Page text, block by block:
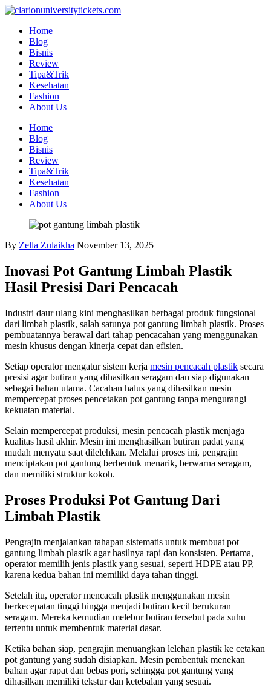
Skip
contentHome
Blog
Bisnis
Review
Tipa&Trik
Kesehatan
Fashion
About Us
Home
Blog
Bisnis
Review
Tipa&Trik
Kesehatan
Fashion
About Us
By Zella Zulaikha November 13, 2025
Inovasi Pot Gantung Limbah Plastik
Hasil Presisi Dari Pencacah
Industri daur ulang kini menghasilkan berbagai produk fungsional
dari limbah plastik, salah satunya pot gantung limbah plastik. Proses
pembuatannya berawal dari tahap pencacahan yang menggunakan
mesin khusus dengan kinerja cepat dan efisien.
Setiap operator mengatur sistem kerja mesin pencacah plastik secara
presisi agar butiran yang dihasilkan seragam dan siap digunakan
sebagai bahan utama. Cacahan halus yang dihasilkan mesin
mempercepat proses pencetakan pot gantung tanpa mengurangi
kekuatan material.
Selain mempercepat produksi, mesin pencacah plastik menjaga
kualitas hasil akhir. Mesin ini menghasilkan butiran padat yang
mudah menyatu saat dilelehkan. Melalui proses ini, pengrajin
menciptakan pot gantung berbentuk menarik, berwarna seragam,
dan memiliki struktur kokoh.
Proses Produksi Pot Gantung Dari
Limbah Plastik
Pengrajin menjalankan tahapan sistematis untuk membuat pot
gantung limbah plastik agar hasilnya rapi dan konsisten. Pertama,
operator memilih jenis plastik yang sesuai, seperti HDPE atau PP,
karena kedua bahan ini memiliki daya tahan tinggi.
Setelah itu, operator mencacah plastik menggunakan mesin
berkecepatan tinggi hingga menjadi butiran kecil berukuran
seragam. Mereka kemudian melebur butiran tersebut pada suhu
tertentu untuk membentuk material dasar.
Ketika bahan siap, pengrajin menuangkan lelehan plastik ke cetakan
pot gantung yang sudah disiapkan. Mesin pembentuk menekan
bahan agar rapat dan bebas pori, sehingga pot gantung yang
dihasilkan memiliki tekstur dan ketebalan yang sesuai.